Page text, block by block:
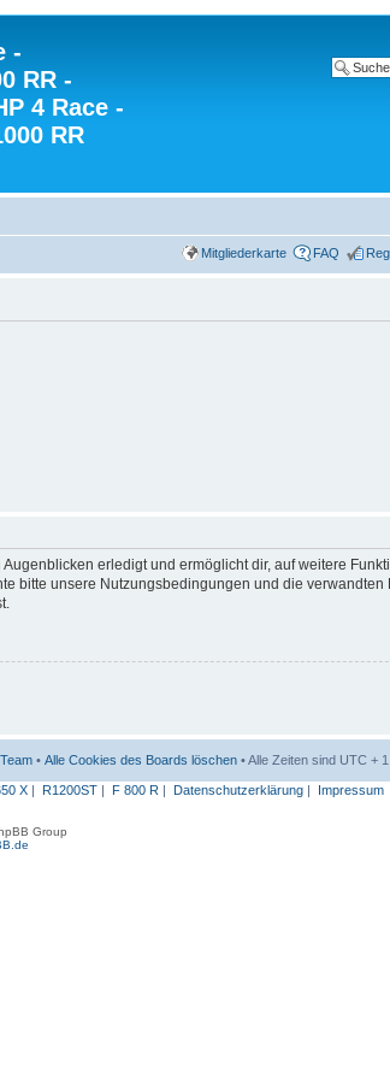
-
RR -
4 Race -
RR
Mitgliederkarte FAQ
erledigt und ermöglicht dir, auf weitere
bitte unsere Nutzungsbedingungen und die
• Alle Cookies des Boards löschen • Alle Zeiten sind UTC +
X| R1200ST| F 800 R | Datenschutzerklärung| Impressum
Group